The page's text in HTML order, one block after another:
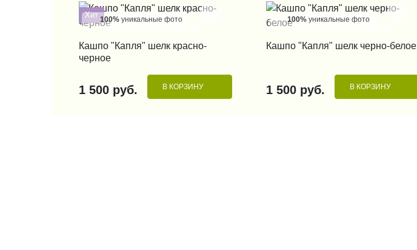
Хит 100% уникальные фото
КУПИТЬ В 1 КЛИК
Кашпо "Капля" шелк красно-
черное
1 500 руб. В КОРЗИНУ
100% уникальные фото
КУПИТЬ В 1 КЛИК
Кашпо "Капля" шелк черно-белое
1 500 руб. В КОРЗИНУ